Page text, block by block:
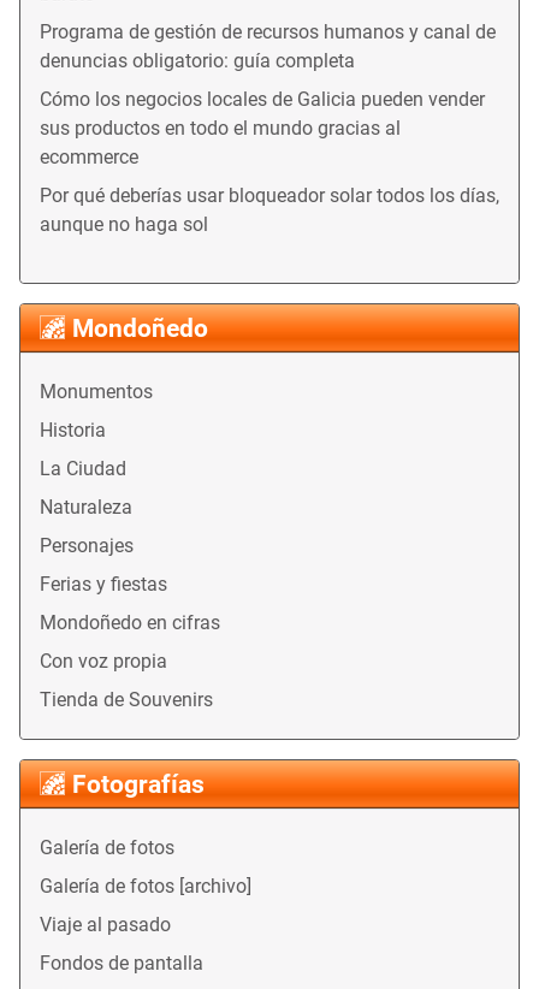
Mondoñedo
Monumentos
Historia
La Ciudad
Naturaleza
Personajes
Ferias y fiestas
Mondoñedo en cifras
Con voz propia
Tienda de Souvenirs
Fotografías
Galería de fotos
Galería de fotos [archivo]
Viaje al pasado
Fondos de pantalla
Programa de gestión de recursos humanos y canal de
denuncias obligatorio: guía completa
Cómo los negocios locales de Galicia pueden vender
sus productos en todo el mundo gracias al
ecommerce
Por qué deberías usar bloqueador solar todos los días,
aunque no haga sol